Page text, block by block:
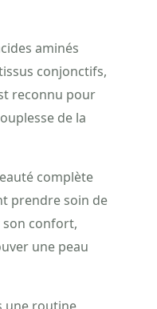
aminés
conjonctifs,
reconnu pour
de la
complète
prendre soin de
son confort,
une peau